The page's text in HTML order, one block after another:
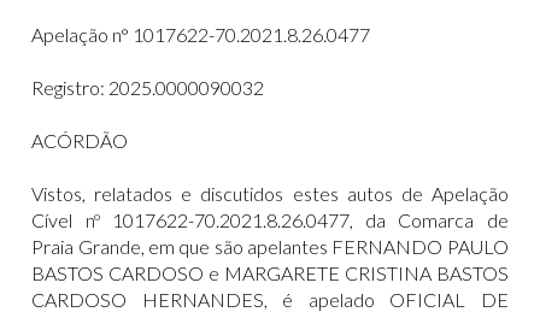
Apelação n° 1017622-70.2021.8.26.0477
Registro: 2025.0000090032
ACÓRDÃO
Vistos, relatados e discutidos estes autos de Apelação
Cível nº 1017622-70.2021.8.26.0477, da Comarca de
Praia Grande, em que são apelantes FERNANDO PAULO
BASTOS CARDOSO e MARGARETE CRISTINA BASTOS
CARDOSO HERNANDES, é apelado OFICIAL DE